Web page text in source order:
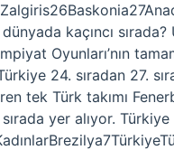
kaçıncı
Oyunları’nın
24. sıradan 27.
tek Türk takımı
sırada yer alıyor.